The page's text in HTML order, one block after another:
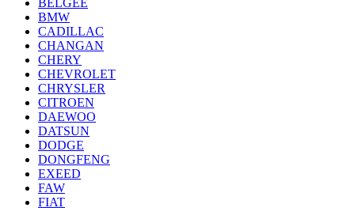
BMW
CADILLAC
CHANGAN
CHERY
CHEVROLET
CHRYSLER
CITROEN
DAEWOO
DATSUN
DODGE
DONGFENG
EXEED
FAW
FIAT